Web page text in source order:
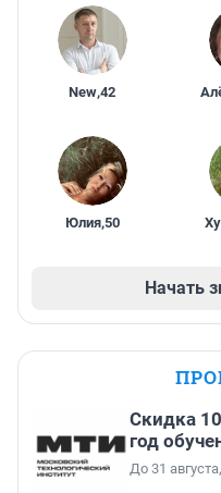
New,42
Юлия,50
Начать
Скидка
год
До 31